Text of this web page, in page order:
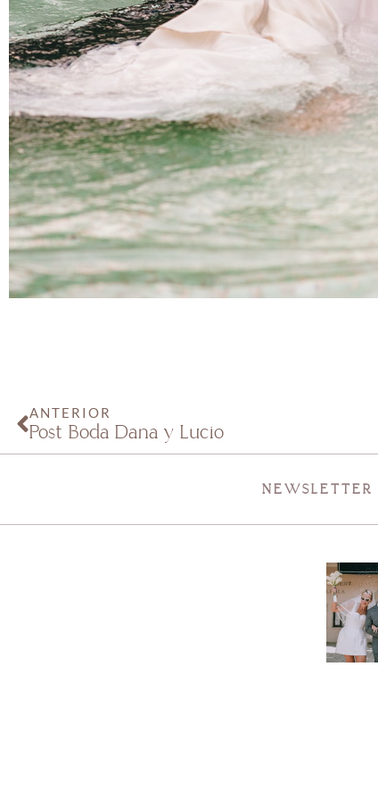
ANTERIOR
Post Boda Dana y Lucio
NEWSLETTER